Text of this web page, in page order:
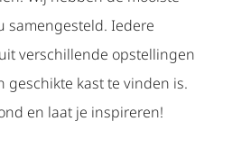
samengesteld. Iedere
verschillende opstellingen
geschikte kast te vinden is.
en laat je inspireren!